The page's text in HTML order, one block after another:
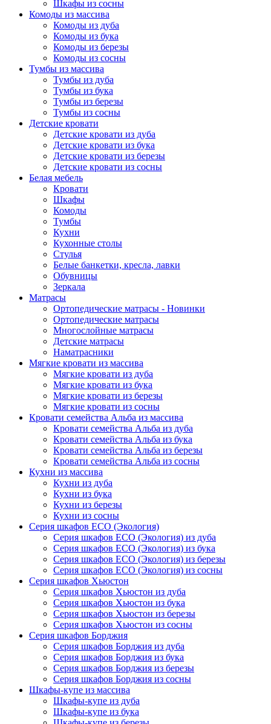
Шкафы из сосны
Комоды из массива
Комоды из дуба
Комоды из бука
Комоды из березы
Комоды из сосны
Тумбы из массива
Тумбы из дуба
Тумбы из бука
Тумбы из березы
Тумбы из сосны
Детские кровати
Детские кровати из дуба
Детские кровати из бука
Детские кровати из березы
Детские кровати из сосны
Белая мебель
Кровати
Шкафы
Комоды
Тумбы
Кухни
Кухонные столы
Стулья
Белые банкетки, кресла, лавки
Обувницы
Зеркала
Матрасы
Ортопедические матрасы - Новинки
Ортопедические матрасы
Многослойные матрасы
Детские матрасы
Наматрасники
Мягкие кровати из массива
Мягкие кровати из дуба
Мягкие кровати из бука
Мягкие кровати из березы
Мягкие кровати из сосны
Кровати семейства Альба из массива
Кровати семейства Альба из дуба
Кровати семейства Альба из бука
Кровати семейства Альба из березы
Кровати семейства Альба из сосны
Кухни из массива
Кухни из дуба
Кухни из бука
Кухни из березы
Кухни из сосны
Серия шкафов ECO (Экология)
Серия шкафов ECO (Экология) из дуба
Серия шкафов ECO (Экология) из бука
Серия шкафов ECO (Экология) из березы
Серия шкафов ECO (Экология) из сосны
Серия шкафов Хьюстон
Серия шкафов Хьюстон из дуба
Серия шкафов Хьюстон из бука
Серия шкафов Хьюстон из березы
Серия шкафов Хьюстон из сосны
Серия шкафов Борджия
Серия шкафов Борджия из дуба
Серия шкафов Борджия из бука
Серия шкафов Борджия из березы
Серия шкафов Борджия из сосны
Шкафы-купе из массива
Шкафы-купе из дуба
Шкафы-купе из бука